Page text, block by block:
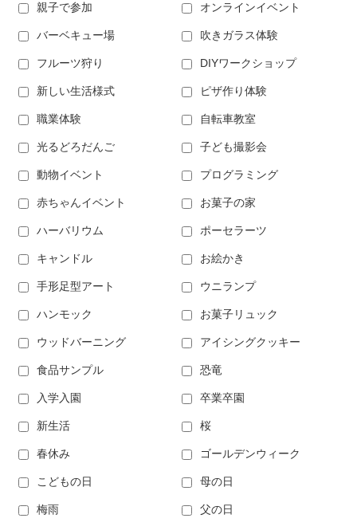
親子で参加 オンラインイベント
バーベキュー場 吹きガラス体験
フルーツ狩り DIYワークショップ
新しい生活様式 ピザ作り体験
職業体験 自転車教室
光るどろだんご 子ども撮影会
動物イベント プログラミング
赤ちゃんイベント お菓子の家
ハーバリウム ポーセラーツ
キャンドル お絵かき
手形足型アート ウニランプ
ハンモック お菓子リュック
ウッドバーニング アイシングクッキー
食品サンプル 恐竜
入学入園 卒業卒園
新生活 桜
春休み ゴールデンウィーク
こどもの日 母の日
梅雨 父の日